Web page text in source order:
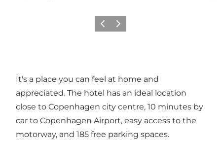
PrécédentSuivant
It's a place you can feel at home and
appreciated. The hotel has an ideal location
close to Copenhagen city centre, 10 minutes by
car to Copenhagen Airport, easy access to the
motorway, and 185 free parking spaces.